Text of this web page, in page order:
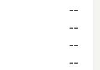
--
--
--
--